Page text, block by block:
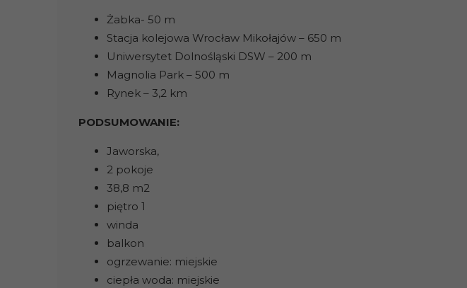
Żabka- 50 m
Stacja kolejowa Wrocław Mikołajów – 650 m
Uniwersytet Dolnośląski DSW – 200 m
Magnolia Park – 500 m
Rynek – 3,2 km
PODSUMOWANIE:
Jaworska,
2 pokoje
38,8 m2
piętro 1
winda
balkon
ogrzewanie: miejskie
ciepła woda: miejskie